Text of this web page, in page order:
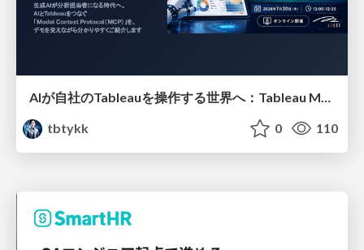
AIが自社のTableauを操作する世界へ：Tableau MCP超入門
tbtykk
0 110